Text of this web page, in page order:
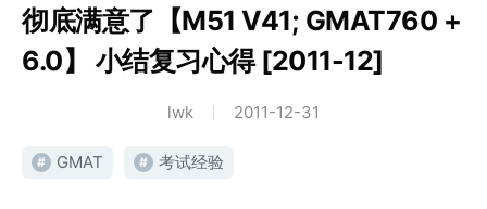
彻底满意了【M51 V41; GMAT760 +
6.0】 小结复习心得 [2011-12]
lwk 2011-12-31
# GMAT # 考试经验